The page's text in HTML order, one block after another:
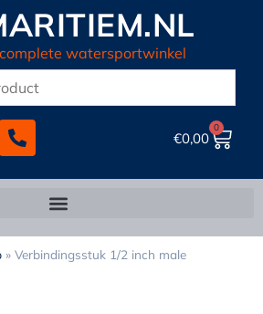
watersportwinkel
€0,00
0
» Verbindingsstuk 1/2 inch male